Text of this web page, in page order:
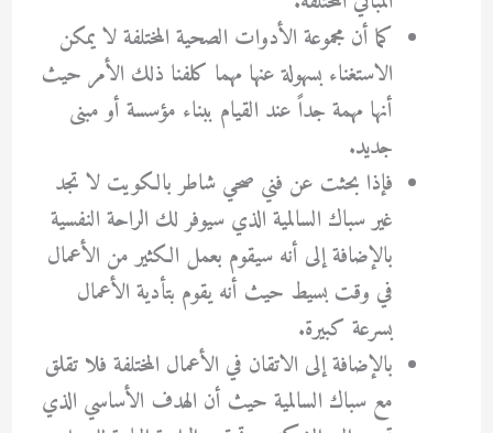
كما أن مجموعة الأدوات الصحية المختلفة لا يمكن
الاستغناء بسهولة عنها مهما كلفنا ذلك الأمر حيث
أنها مهمة جداً عند القيام ببناء مؤسسة أو مبنى
جديد.
فإذا بحثت عن فني صحي شاطر بالكويت لا تجد
غير سباك السالمية الذي سيوفر لك الراحة النفسية
بالإضافة إلى أنه سيقوم بعمل الكثير من الأعمال
في وقت بسيط حيث أنه يقوم بتأدية الأعمال
بسرعة كبيرة.
بالإضافة إلى الاتقان في الأعمال المختلفة فلا تقلق
مع سباك السالمية حيث أن الهدف الأساسي الذي